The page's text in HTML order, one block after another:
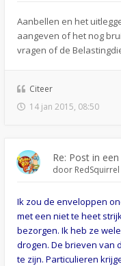
Aanbellen en het
aangeven of het nog
vragen of de
Citeer
14 jan 2015, 08:50
Re: Post in
door RedSquirrel
Ik zou de enveloppen
met een niet te heet
bezorgen. Ik heb ze
drogen. De brieven van
te zijn. Particulieren